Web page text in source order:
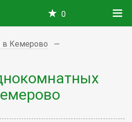
0
в Кемерово